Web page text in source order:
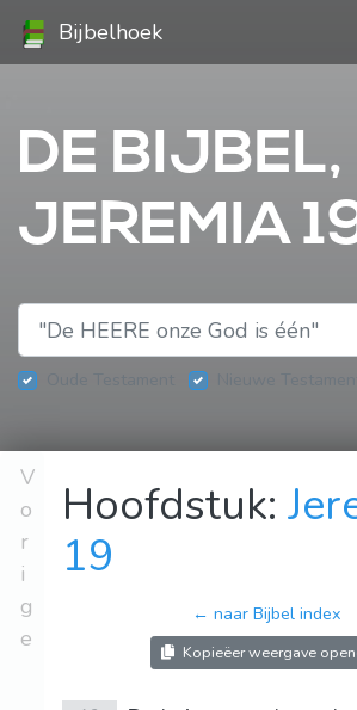
Bijbelhoek
DE BIJBEL,
JEREMIA
V
o
r
i
g
e
Hoofdstuk:
19
← naar Bijbel index
Kopieëer weergave